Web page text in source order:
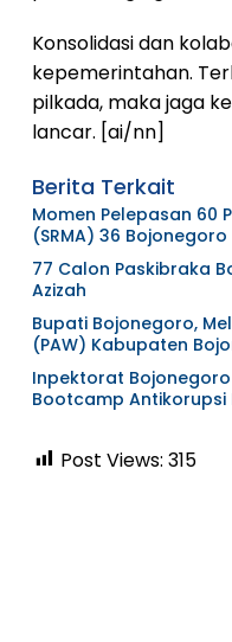
Konsolidasi dan
kepemerintahan.
pilkada, maka jaga
lancar. [ai/nn]
Berita Terkait
Momen Pelepasan 60
(SRMA) 36
77 Calon Paskibraka
Azizah
Bupati Bojonegoro,
(PAW) Kabupaten
Inpektorat Bojonegoro
Bootcamp Antikorupsi
Post Views: 315